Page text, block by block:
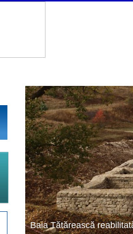
Baia Tătărească